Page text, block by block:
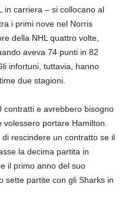
in carriera – si collocano al
i primi nove nel Norris
della NHL quattro volte,
aveva 74 punti in 82
infortuni, tuttavia, hanno
due stagioni.
contratti e avrebbero bisogno
portare Hamilton.
rescindere un contratto se il
la decima partita in
il primo anno del suo
sette partite con gli Sharks in